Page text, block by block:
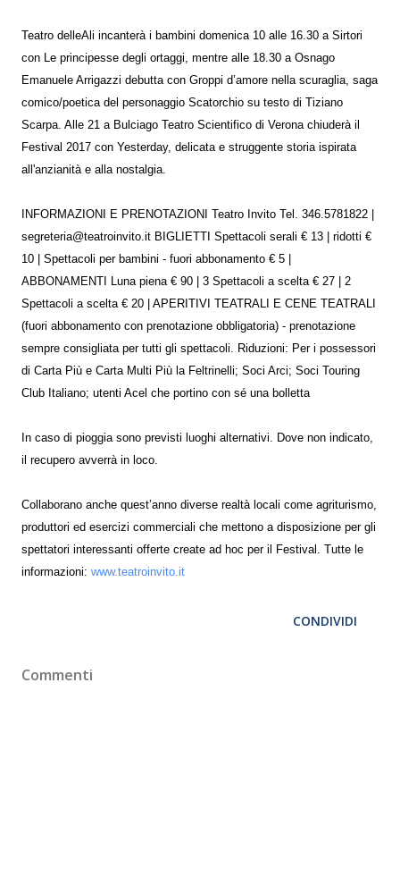
Teatro delleAli incanterà i bambini domenica 10 alle 16.30 a Sirtori
con Le principesse degli ortaggi, mentre alle 18.30 a Osnago
Emanuele Arrigazzi debutta con Groppi d’amore nella scuraglia, saga
comico/poetica del personaggio Scatorchio su testo di Tiziano
Scarpa. Alle 21 a Bulciago Teatro Scientifico di Verona chiuderà il
Festival 2017 con Yesterday, delicata e struggente storia ispirata
all'anzianità e alla nostalgia.
INFORMAZIONI E PRENOTAZIONI Teatro Invito Tel. 346.5781822 |
segreteria@teatroinvito.it BIGLIETTI Spettacoli serali € 13 | ridotti €
10 | Spettacoli per bambini - fuori abbonamento € 5 |
ABBONAMENTI Luna piena € 90 | 3 Spettacoli a scelta € 27 | 2
Spettacoli a scelta € 20 | APERITIVI TEATRALI E CENE TEATRALI
(fuori abbonamento con prenotazione obbligatoria) - prenotazione
sempre consigliata per tutti gli spettacoli. Riduzioni: Per i possessori
di Carta Più e Carta Multi Più la Feltrinelli; Soci Arci; Soci Touring
Club Italiano; utenti Acel che portino con sé una bolletta
In caso di pioggia sono previsti luoghi alternativi. Dove non indicato,
il recupero avverrà in loco.
Collaborano anche quest’anno diverse realtà locali come agriturismo,
produttori ed esercizi commerciali che mettono a disposizione per gli
spettatori interessanti offerte create ad hoc per il Festival. Tutte le
informazioni: www.teatroinvito.it
CONDIVIDI
Commenti